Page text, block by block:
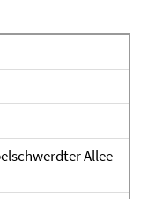
Allee